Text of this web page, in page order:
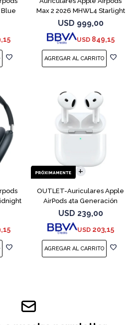
Blue
Max 2 2026 MHWL4 Starlight
USD 999,00
USD 849,15
OUTLET-Auriculares Apple
AirPods 4ta Generación
MXP63 White
USD 239,00
USD 203,15